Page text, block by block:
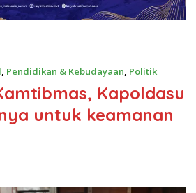
, Pendidikan & Kebudayaan, Politik
Kapoldasu
untuk keamanan